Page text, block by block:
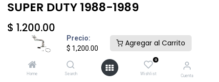
Precio:
$ 1,200.00
Agregar al Carrito
Home Search
0
Wishlist Cuenta
SUPER DUTY 1988-1989
$ 1,200.00